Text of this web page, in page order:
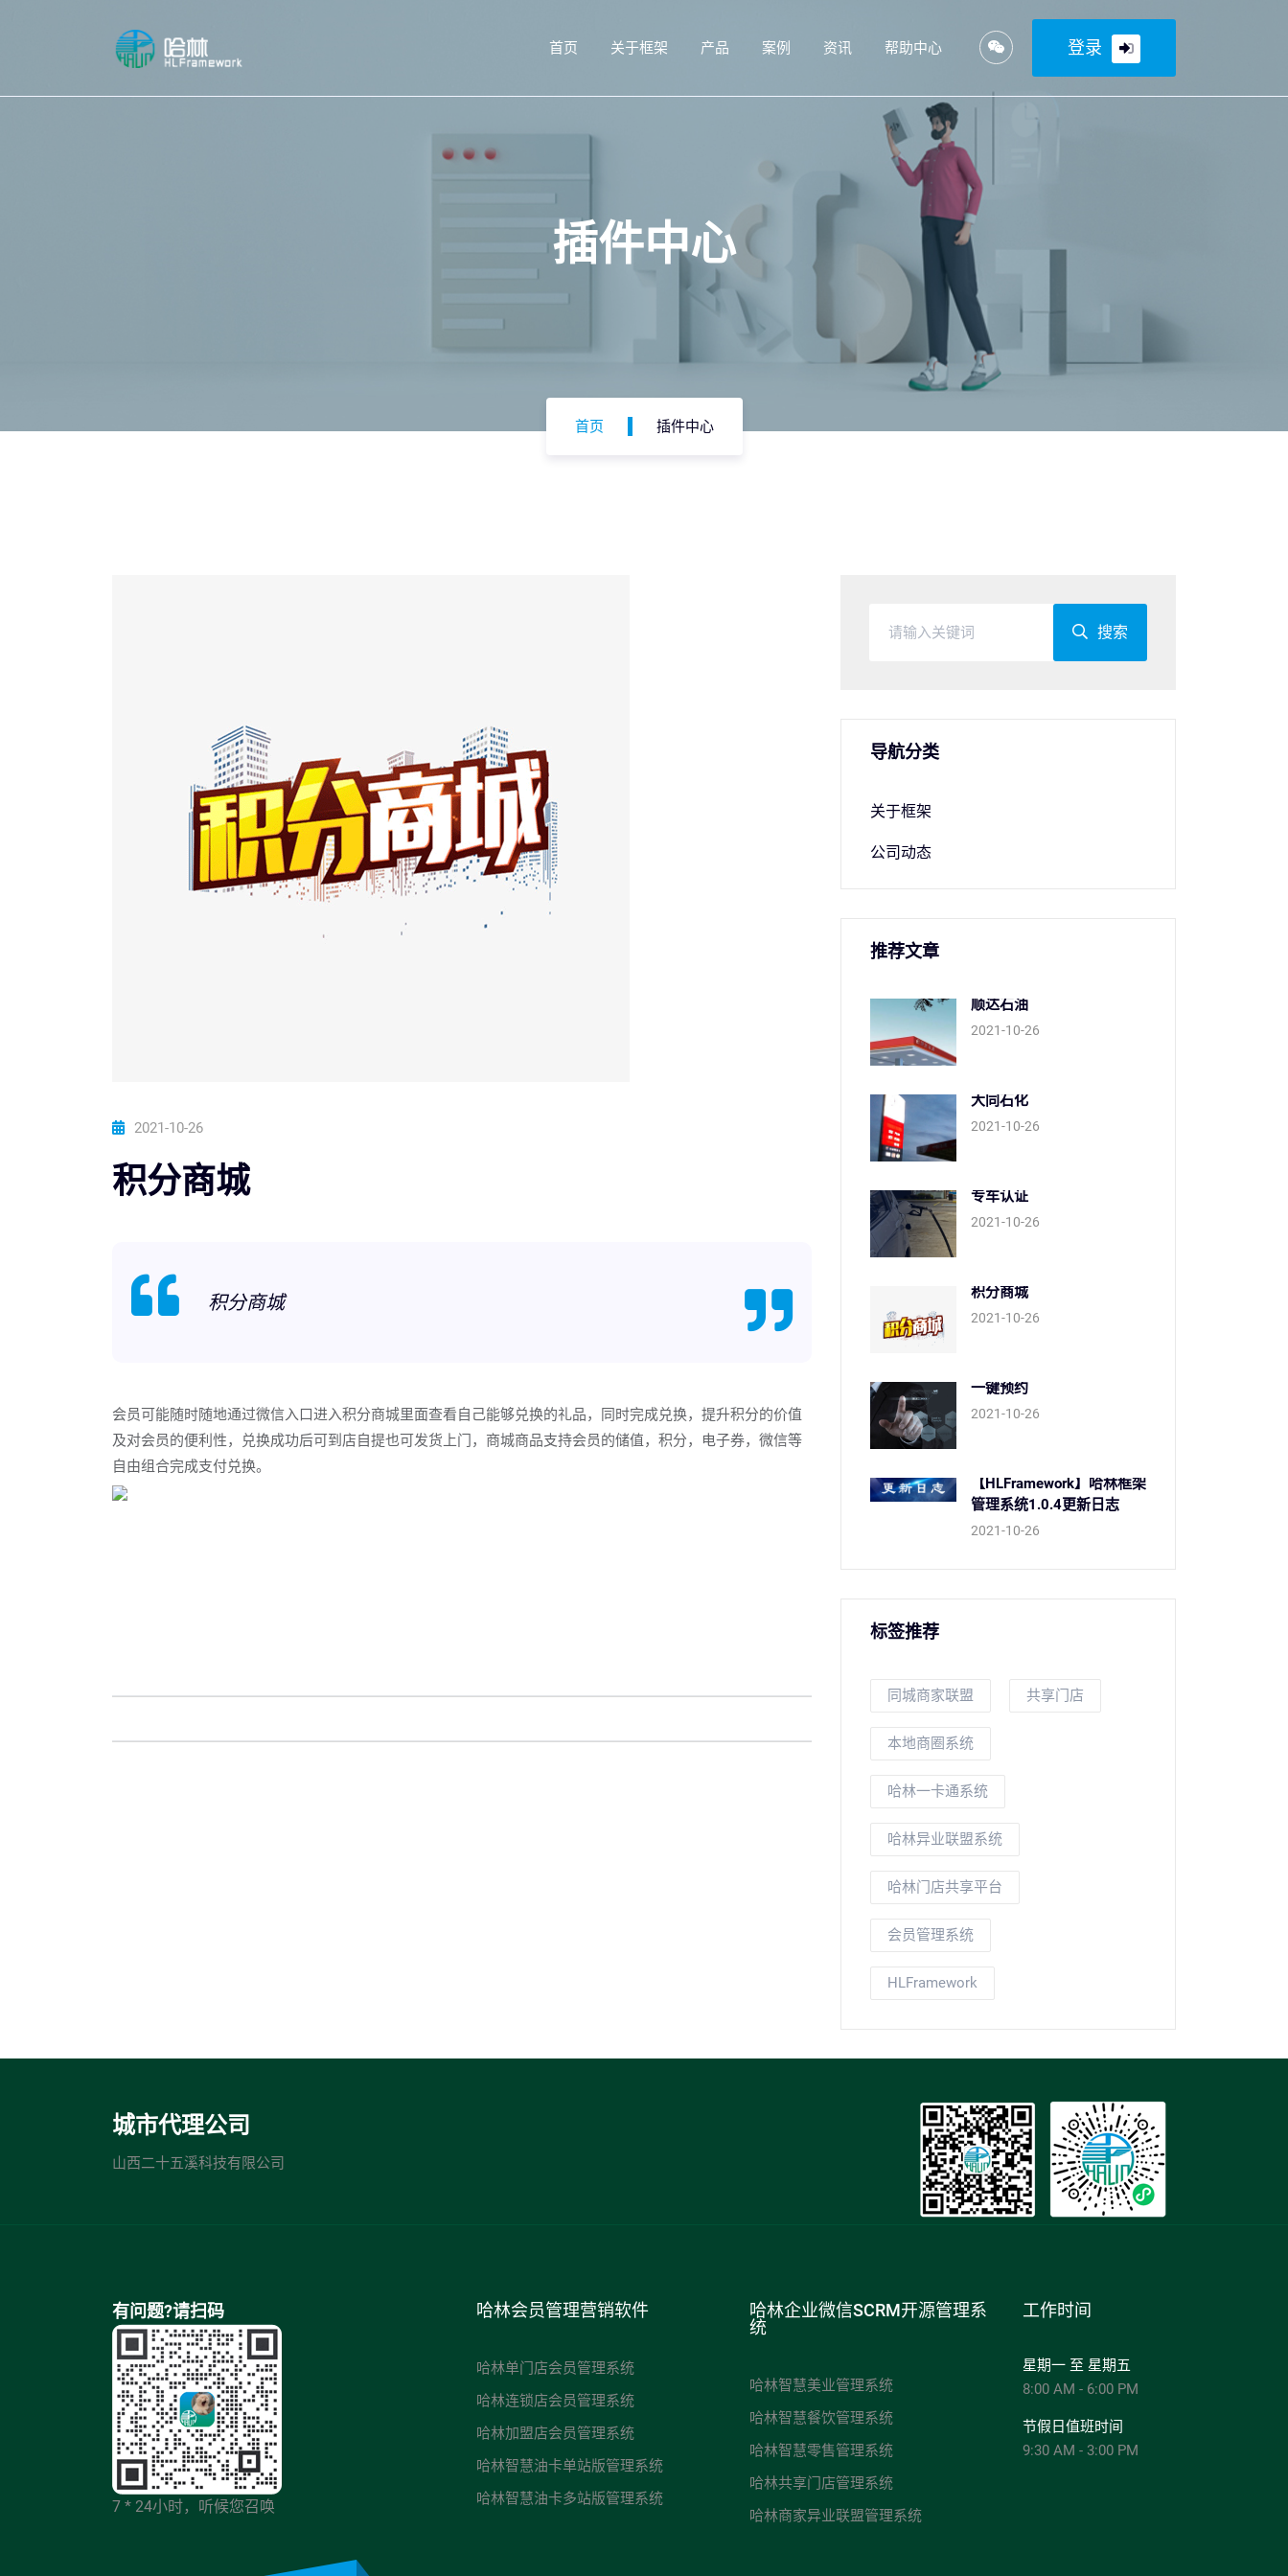
首页 关于框架 产品 案例 资讯 帮助中心 登录
插件中心
首页 插件中心
2021-10-26
积分商城
积分商城
会员可能随时随地通过微信入口进入积分商城里面查看自己能够兑换的礼品，同时完成兑换，提升积分的价值
及对会员的便利性，兑换成功后可到店自提也可发货上门，商城商品支持会员的储值，积分，电子券，微信等
自由组合完成支付兑换。
搜索
导航分类
关于框架
公司动态
推荐文章
顺达石油
2021-10-26
大同石化
2021-10-26
专车认证
2021-10-26
积分商城
2021-10-26
一键预约
2021-10-26
【HLFramework】哈林框架
管理系统1.0.4更新日志
2021-10-26
标签推荐
同城商家联盟 共享门店
本地商圈系统
哈林一卡通系统
哈林异业联盟系统
哈林门店共享平台
会员管理系统
HLFramework
城市代理公司
山西二十五溪科技有限公司
有问题?请扫码
7 * 24小时，听候您召唤
哈林会员管理营销软件
哈林单门店会员管理系统
哈林连锁店会员管理系统
哈林加盟店会员管理系统
哈林智慧油卡单站版管理系统
哈林智慧油卡多站版管理系统
哈林企业微信SCRM开源管理系
统
哈林智慧美业管理系统
哈林智慧餐饮管理系统
哈林智慧零售管理系统
哈林共享门店管理系统
哈林商家异业联盟管理系统
工作时间
星期一 至 星期五
8:00 AM - 6:00 PM
节假日值班时间
9:30 AM - 3:00 PM